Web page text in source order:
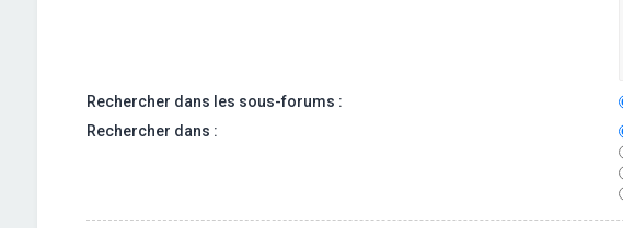
Rechercher dans les sous-forums :
Rechercher dans :